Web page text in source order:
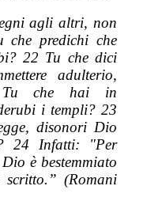
agli altri, non
che predichi che
22 Tu che dici
adulterio,
Tu che hai in
i templi? 23
disonori Dio
24 Infatti: "Per
è bestemmiato
(Romani